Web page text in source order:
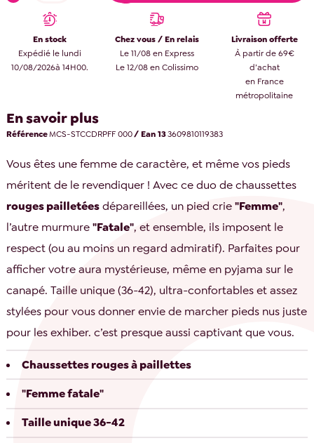
En stock
Expédié le lundi
10/08/2026à 14H00.
Chez vous / En relais
Le 11/08 en Express
Le 12/08 en Colissimo
Livraison offerte
À partir de 69€
d’achat
en France
métropolitaine
En savoir plus
RéférenceMCS-STCCDRPFF 000/ Ean 133609810119383
Vous êtes une femme de caractère, et même vos pieds
méritent de le revendiquer ! Avec ce duo de chaussettes
rouges pailletéesdépareillées, un pied crie"Femme",
l’autre murmure"Fatale", et ensemble, ils imposent le
respect (ou au moins un regard admiratif). Parfaites pour
afficher votre aura mystérieuse, même en pyjama sur le
canapé. Taille unique (36-42), ultra-confortables et assez
stylées pour vous donner envie de marcher pieds nus juste
pour les exhiber. c’est presque aussi captivant que vous.
Chaussettes rouges à paillettes
"Femme fatale"
Taille unique 36-42